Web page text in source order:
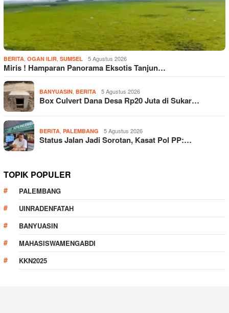
BERITA OGAN ILIR SUMSEL 5 Agustus 2026
Miris ! Hamparan Panorama Eksotis Tanjun…
BANYUASIN BERITA 5 Agustus 2026
Box Culvert Dana Desa Rp20 Juta di Sukar…
BERITA PALEMBANG 5 Agustus 2026
Status Jalan Jadi Sorotan, Kasat Pol PP:…
TOPIK POPULER
PALEMBANG
UINRADENFATAH
BANYUASIN
MAHASISWAMENGABDI
KKN2025